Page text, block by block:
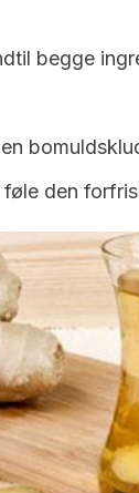
begge
den